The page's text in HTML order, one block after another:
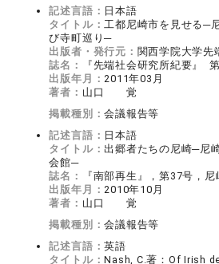
記述言語： 日本語
タイトル：工都尼崎市を見せる─
び寺町巡り─
出版者・発行元： 関西学院大学先
誌名：
『先端社会研究所紀要』
出版年月：2011年03月
著者： 山口 覚
掲載種別：会議報告等
記述言語： 日本語
タイトル：出郷者たちの尼崎─尼
会館─
誌名：
『南部再生』，第37号，
出版年月：2010年10月
著者： 山口 覚
掲載種別：会議報告等
記述言語：英語
タイトル：Nash, C.著：Of Irish